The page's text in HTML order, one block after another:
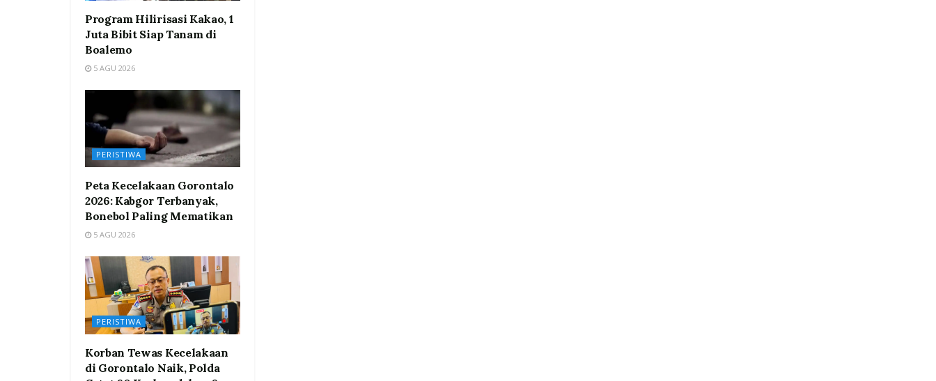
Program Hilirisasi Kakao, 1
Juta Bibit Siap Tanam di
Boalemo
5 AGU 2026
PERISTIWA
Peta Kecelakaan Gorontalo
2026: Kabgor Terbanyak,
Bonebol Paling Mematikan
5 AGU 2026
PERISTIWA
Korban Tewas Kecelakaan
di Gorontalo Naik, Polda